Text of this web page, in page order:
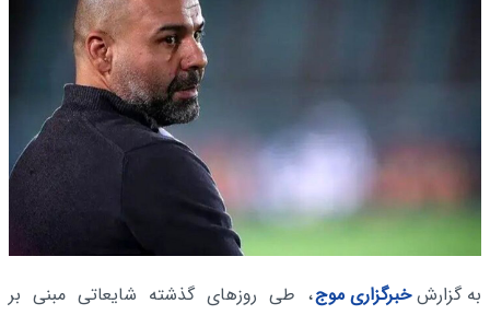
به گزارشخبرگزاری موج، طی روزهای گذشته شایعاتی مبنی بر